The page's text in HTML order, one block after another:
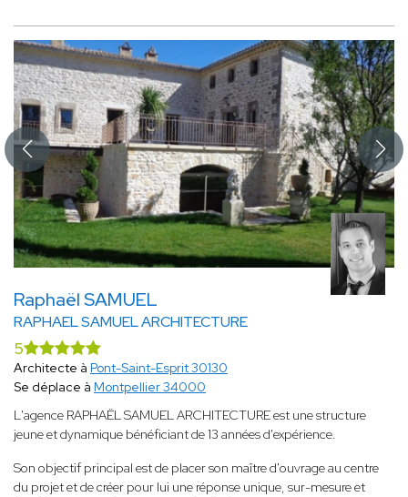
Raphaël SAMUEL
RAPHAEL SAMUEL ARCHITECTURE
5
Architecte à Pont-Saint-Esprit 30130
Se déplace à Montpellier 34000
L'agence RAPHAËL SAMUEL ARCHITECTURE est une structure
jeune et dynamique bénéficiant de 13 années d'expérience.
Son objectif principal est de placer son maître d'ouvrage au centre
du projet et de créer pour lui une réponse unique, sur-mesure et